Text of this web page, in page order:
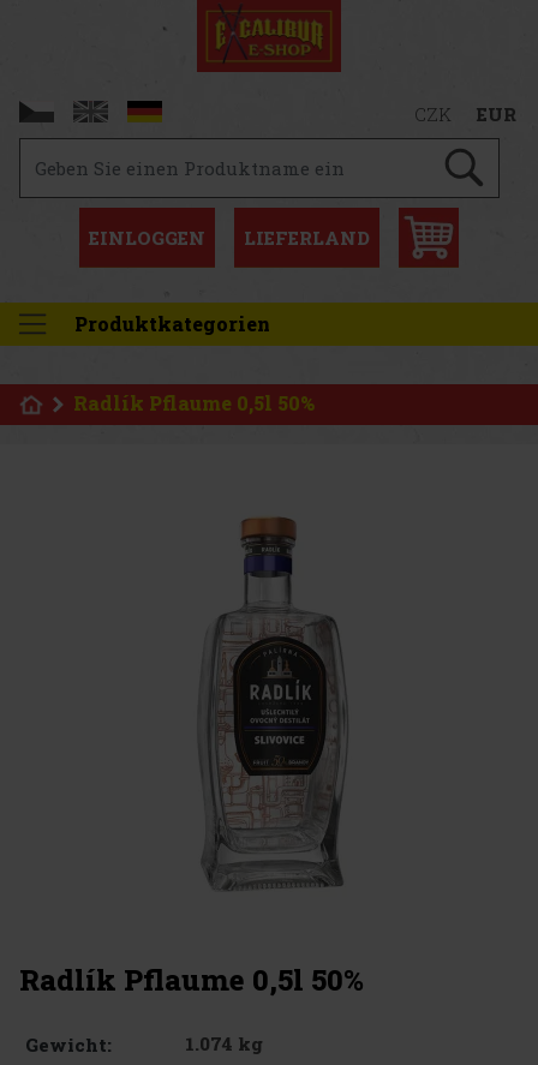
CZK EUR
EINLOGGEN LIEFERLAND
Produktkategorien
Radlík Pflaume 0,5l 50%
Radlík Pflaume 0,5l 50%
Gewicht:
1.074 kg